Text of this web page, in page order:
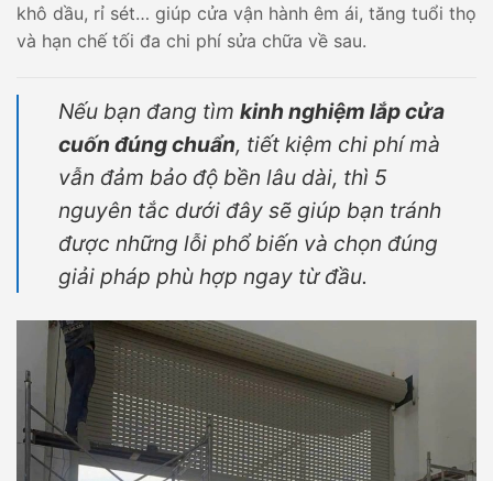
khô dầu, rỉ sét… giúp cửa vận hành êm ái, tăng tuổi thọ
và hạn chế tối đa chi phí sửa chữa về sau.
Nếu bạn đang tìm kinh nghiệm lắp cửa
cuốn đúng chuẩn, tiết kiệm chi phí mà
vẫn đảm bảo độ bền lâu dài, thì 5
nguyên tắc dưới đây sẽ giúp bạn tránh
được những lỗi phổ biến và chọn đúng
giải pháp phù hợp ngay từ đầu.